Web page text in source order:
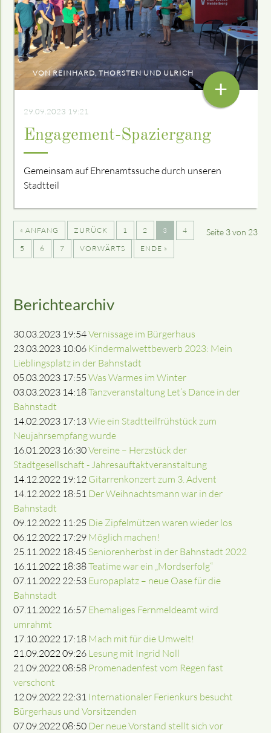
VON REINHARD, THORSTEN UND ULRICH
29.09.2023 19:21
Engagement-Spaziergang
Gemeinsam auf Ehrenamtssuche durch unseren
Stadtteil
+
Seite 3 von 23
« ANFANG ZURÜCK 1 2 3
4
5
6 7 VORWÄRTS ENDE »
Berichtearchiv
30.03.2023 19:54Vernissage im Bürgerhaus
23.03.2023 10:06 Kindermalwettbewerb 2023: Mein
Lieblingsplatz in der Bahnstadt
05.03.2023 17:55 Was Warmes im Winter
03.03.2023 14:18Tanzveranstaltung Let’s Dance in der
Bahnstadt
14.02.2023 17:13Wie ein Stadtteilfrühstück zum
Neujahrsempfang wurde
16.01.2023 16:30Vereine – Herzstück der
Stadtgesellschaft - Jahresauftaktveranstaltung
14.12.2022 19:12 Gitarrenkonzert zum 3. Advent
14.12.2022 18:51 Der Weihnachtsmann war in der
Bahnstadt
09.12.2022 11:25 Die Zipfelmützen waren wieder los
06.12.2022 17:29 Möglich machen!
25.11.2022 18:45 Seniorenherbst in der Bahnstadt 2022
16.11.2022 18:38Teatime war ein „Mordserfolg“
07.11.2022 22:53 Europaplatz – neue Oase für die
Bahnstadt
07.11.2022 16:57 Ehemaliges Fernmeldeamt wird
umrahmt
17.10.2022 17:18 Mach mit für die Umwelt!
21.09.2022 09:26 Lesung mit Ingrid Noll
21.09.2022 08:58 Promenadenfest vom Regen fast
verschont
12.09.2022 22:31 Internationaler Ferienkurs besucht
Bürgerhaus und Vorsitzenden
07.09.2022 08:50 Der neue Vorstand stellt sich vor